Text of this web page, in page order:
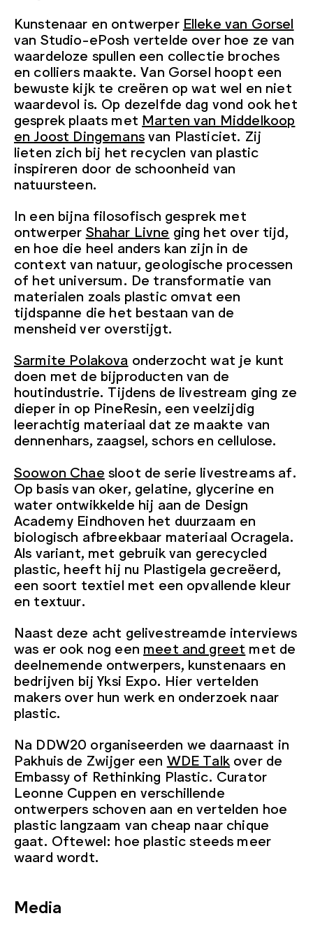
Kunstenaar en ontwerper Elleke van Gorsel
van Studio-ePosh vertelde over hoe ze van
waardeloze spullen een collectie broches
en colliers maakte. Van Gorsel hoopt een
bewuste kijk te creëren op wat wel en niet
waardevol is. Op dezelfde dag vond ook het
gesprek plaats met Marten van Middelkoop
en Joost Dingemansvan Plasticiet. Zij
lieten zich bij het recyclen van plastic
inspireren door de schoonheid van
natuursteen.
In een bijna filosofisch gesprek met
ontwerper Shahar Livne ging het over tijd,
en hoe die heel anders kan zijn in de
context van natuur, geologische processen
of het universum. De transformatie van
materialen zoals plastic omvat een
tijdspanne die het bestaan van de
mensheid ver overstijgt.
Sarmite Polakova onderzocht wat je kunt
doen met de bijproducten van de
houtindustrie. Tijdens de livestream ging ze
dieper in op PineResin, een veelzijdig
leerachtig materiaal dat ze maakte van
dennenhars, zaagsel, schors en cellulose.
Soowon Chae sloot de serie livestreams af.
Op basis van oker, gelatine, glycerine en
water ontwikkelde hij aan de Design
Academy Eindhoven het duurzaam en
biologisch afbreekbaar materiaal Ocragela.
Als variant, met gebruik van gerecycled
plastic, heeft hij nu Plastigela gecreëerd,
een soort textiel met een opvallende kleur
en textuur.
Naast deze acht gelivestreamde interviews
was er ook nog een meet and greet met de
deelnemende ontwerpers, kunstenaars en
bedrijven bij Yksi Expo. Hier vertelden
makers over hun werk en onderzoek naar
plastic.
Na DDW20 organiseerden we daarnaast in
Pakhuis de Zwijger een WDE Talk over de
Embassy of Rethinking Plastic. Curator
Leonne Cuppen en verschillende
ontwerpers schoven aan en vertelden hoe
plastic langzaam van cheap naar chique
gaat. Oftewel: hoe plastic steeds meer
waard wordt.
Media